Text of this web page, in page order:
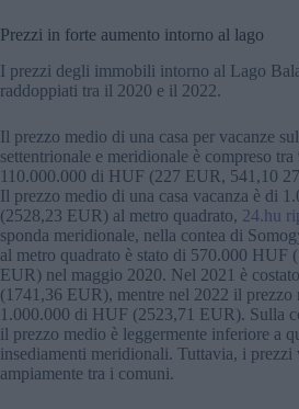
Prezzi in forte aumento intorno al lago
I prezzi degli immobili intorno al Lago
raddoppiati tra il 2020 e il 2022.
Il prezzo medio di una casa per vacanze
settentrionale e meridionale è compreso
110.000.000 di HUF (227 EUR, 541,10
Il prezzo medio di una casa vacanza è di
(2528,23 EUR) al metro quadrato, 24.hu
sponda meridionale, nella contea di
al metro quadrato è stato di 570.000 HUF
EUR) nel maggio 2020. Nel 2021 è
(1741,36 EUR), mentre nel 2022 il prezzo
1.000.000 di HUF (2523,71 EUR). Sulla
il prezzo medio è leggermente inferiore a
insediamenti meridionali. Tuttavia, i prezzi
ampiamente tra i comuni.